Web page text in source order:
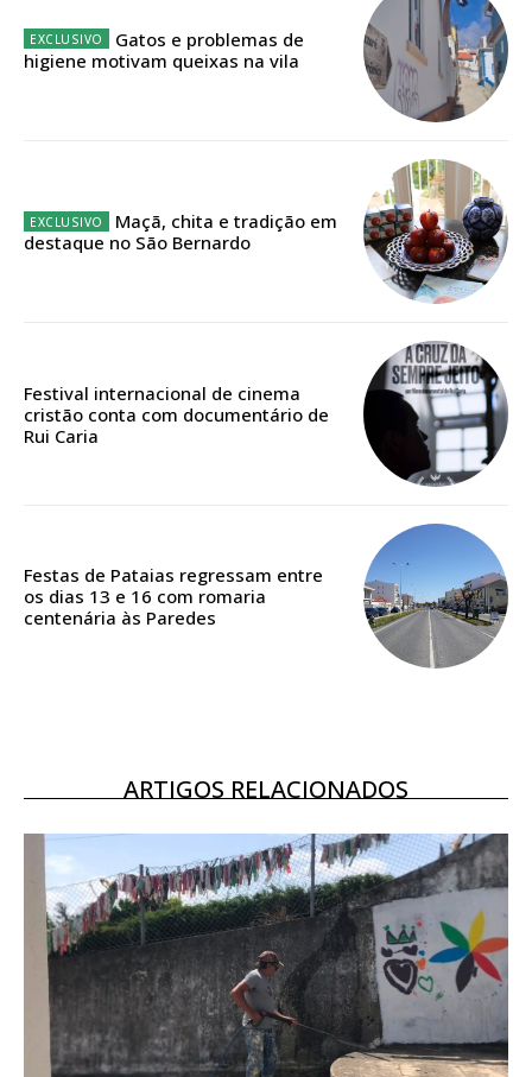
32€
Edição em papel entregue à Quinta-feira em sua
Acesso ao conteúdo online
Acesso aos conteúdos Exclusivos para
Escolha o plano
DIGITAL ANUAL
16€
Acesso aos conteúdos Exclusivos para
Ofertas para assinatura anual
Escolha o plano
Gatos e problemas de
higiene motivam queixas na vila
Maçã, chita e tradição em
destaque no São Bernardo
Festival internacional de cinema
cristão conta com documentário de
Rui Caria
Festas de Pataias regressam entre
os dias 13 e 16 com romaria
centenária às Paredes
ARTIGOS RELACIONADOS